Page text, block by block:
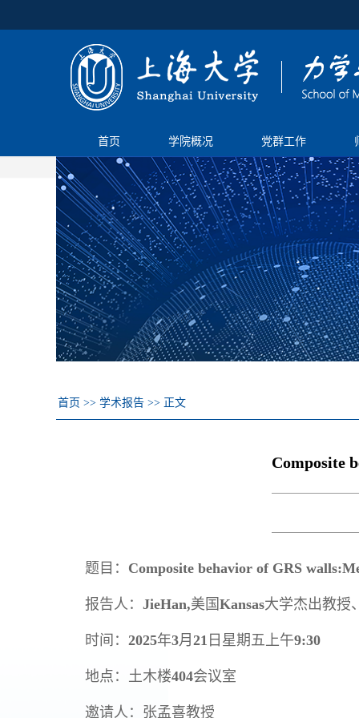
首页 学院概况 党群工作
首页 >> 学术报告 >> 正文
Composite
题目： Composite behavior of GRS
报告人： JieHan,美国Kansas大学杰出教授
时间： 2025年3月 21 日星期五上午9:30
地点：土木楼404会议室
邀请人：张孟喜教授